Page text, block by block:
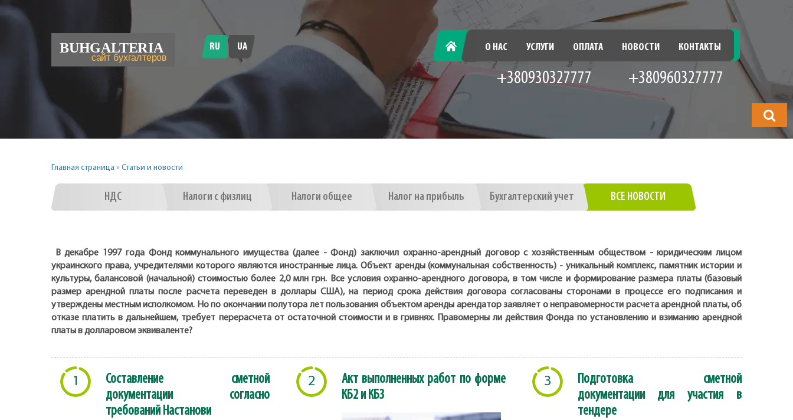
будете
RU UA ГЛАВНАЯ О НАС УСЛУГИ ОПЛАТА НОВОСТИ КОНТАКТЫ
+380930327777 +380960327777
Главная страница » Статьи и новости
НДС Налоги с физлиц Налоги общее Налог на прибыль Бухгалтерский учет ВСЕ НОВОСТИ
В декабре 1997 года Фонд коммунального имущества (далее - Фонд) заключил охранно-арендный договор с хозяйственным обществом - юридическим лицом
украинского права, учредителями которого являются иностранные лица. Объект аренды (коммунальная собственность) - уникальный комплекс, памятник истории и
культуры, балансовой (начальной) стоимостью более 2,0 млн грн. Все условия охранно-арендного договора, в том числе и формирование размера платы (базовый
размер арендной платы после расчета переведен в доллары США), на период срока действия договора согласованы сторонами в процессе его подписания и
утверждены местным исполкомом. Но по окончании полутора лет пользования объектом аренды арендатор заявляет о неправомерности расчета арендной платы, об
отказе платить в дальнейшем, требует перерасчета от остаточной стоимости и в гривнях. Правомерны ли действия Фонда по установлению и взиманию арендной
платы в долларовом эквиваленте?
1
Составление сметной
документации согласно
требований Настанови
2
Акт выполненных работ по форме
КБ2 и КБ3
3
Подготовка сметной
документации для участия в
тендере